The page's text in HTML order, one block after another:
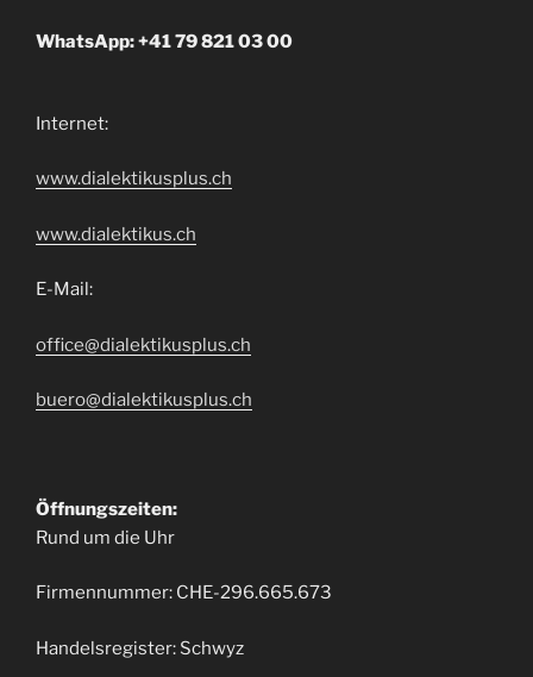
WhatsApp: +41 79 821 03 00
Internet:
www.dialektikusplus.ch
www.dialektikus.ch
E-Mail:
office@dialektikusplus.ch
buero@dialektikusplus.ch
Öffnungszeiten:
Rund um die Uhr
Firmennummer: CHE-296.665.673
Handelsregister: Schwyz